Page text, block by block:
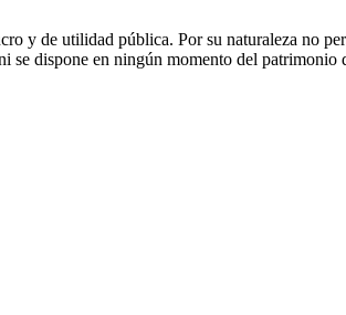
y de utilidad pública. Por su naturaleza no
se dispone en ningún momento del patrimonio